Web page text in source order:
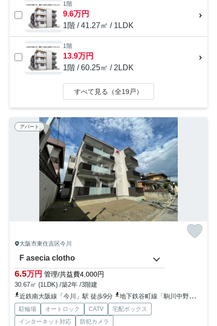
1階
9.6万円
1階 / 41.27㎡ / 1LDK
1階
13.9万円
1階 / 60.25㎡ / 2LDK
すべて見る（全19戸）
アパート
大阪市東住吉区今川
F asecia clotho
6.5万円 管理/共益費4,000円
30.67㎡ (1LDK) /築2年 /3階建
近鉄南大阪線「今川」駅 徒歩9分
地下鉄谷町線「駒川中野」駅 徒歩10分
駐輪場 オートロック CATV
宅配ボックス
インターネット対応
防犯カメラ